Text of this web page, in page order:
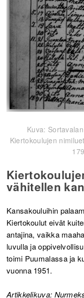
Kuva:
Kiertokoulujen
vähitellen
Kansakouluihin
Kiertokoulut eivät
antajina, vaikka
luvulla ja
toimi Puumalassa ja
vuonna 1951.
Artikkelikuva: